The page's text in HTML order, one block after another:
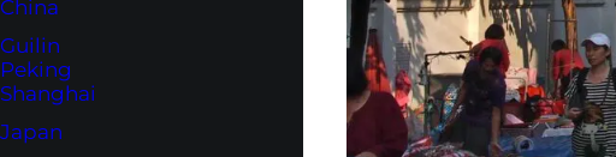
China
Guilin
Peking
Shanghai
Japan